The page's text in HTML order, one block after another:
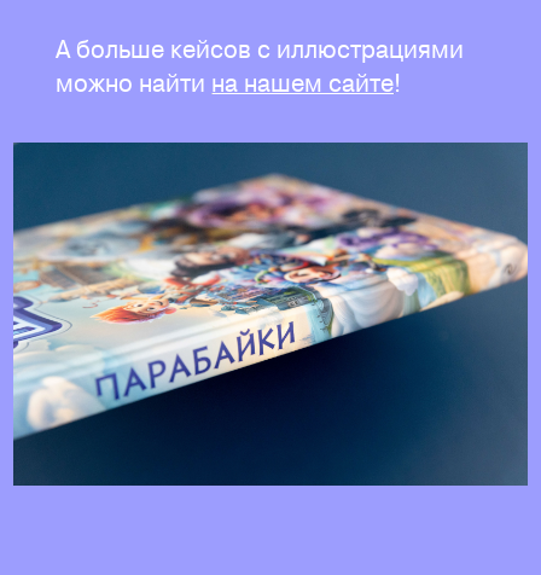
А больше кейсов с иллюстрациями
можно найти на нашем сайте!